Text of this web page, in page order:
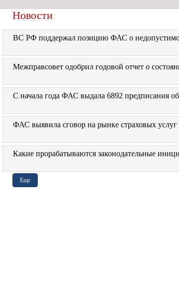
ГЛАВНЫЕ СЮЖЕТЫ
Новости
ВС РФ поддержал позицию ФАС о
Межправсовет одобрил годовой отчет о
С начала года ФАС выдала 6892 предписания
ФАС выявила сговор на рынке страховых услуг
Какие прорабатываются законодательные
Еще